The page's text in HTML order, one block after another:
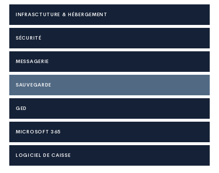
INFRASCTUTURE & HÉBERGEMENT
SÉCURITÉ
MESSAGERIE
SAUVEGARDE
GED
MICROSOFT 365
LOGICIEL DE CAISSE